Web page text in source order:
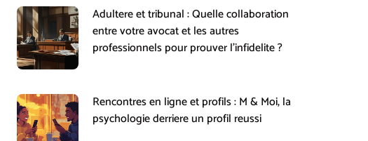
Adultere et tribunal : Quelle collaboration
entre votre avocat et les autres
professionnels pour prouver l’infidelite ?
Rencontres en ligne et profils : M & Moi, la
psychologie derriere un profil reussi